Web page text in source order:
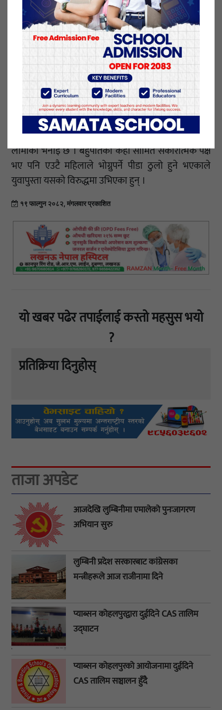
अनुसार बहुपति प्रथालाई पहिचान बनाएका हिमाली क्षेत्रका
युवायुवती हाल एकल विवाहप्रति आकर्षित भइरहेका छन् ।
“यो प्रथाका नकारात्मक पक्षहरू बाहिर आउनु र यसलाई
समाजले कुरीतिका रूपमा बुझ्न थालेपछि अधिकांश
युवायुवती एकल विवाहमा लागेका हुन्,” उहाँले भन्नुभयो ।
वर्षौँदेखि कायम रहेको यो परम्परालाई पछिल्लो पुस्ताले
अस्वीकार गरे पनि फाट्टफुट्ट रूपमा भने अझै कायमै छ ।
विगतमा बहुपति प्रथा नमान्ने छोराले घर छोडेर भाग्नुपर्ने अवस्था
रहे पनि अहिले त्यस विरुद्ध विद्रोह गर्न सहज भएको उपाध्यक्ष
लामाको भनाइ छ । बहुपतिका केही सीमित सकारात्मक पक्ष
भए पनि एउटै महिलाले भोग्नुपर्ने पीडा ठुलो हुने भएकाले
युवापुस्ता यसको विरुद्धमा उभिएका हुन् ।
१९ फाल्गुन २०८२, मंगलवार प्रकाशित
यो खबर पढेर तपाईलाई कस्तो महसुस भयो
?
प्रतिक्रिया दिनुहोस्
ताजा अपडेट
आजदेखि लुम्बिनीमा एमालेको पुनःजागरण
अभियान सुरु
लुम्बिनी प्रदेश सरकारबाट कांग्रेसका
मन्त्रीहरूले आज राजीनामा दिने
प्याब्सन कोहलपुरद्वारा दुईदिने CAS तालिम
उद्घाटन
प्याब्सन कोहलपुरको आयोजनामा दुईदिने
CAS तालिम सञ्चालन हुँदै